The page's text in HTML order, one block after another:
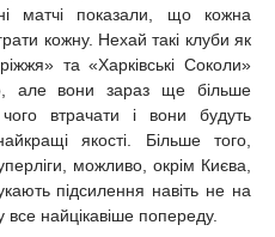
матчі показали, що кожна
кожну. Нехай такі клуби як
та «Харківські Соколи»
але вони зараз ще більше
втрачати і вони будуть
якості. Більше того,
можливо, окрім Києва,
підсилення навіть не на
все найцікавіше попереду.